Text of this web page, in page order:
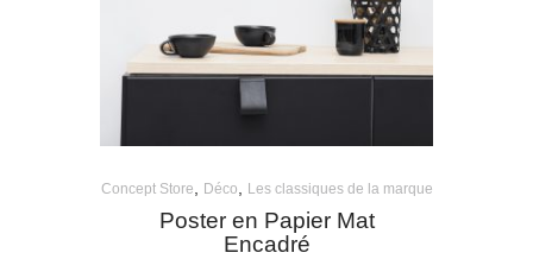
Concept Store Déco Les classiques de la marque
Poster en Papier Mat
Encadré